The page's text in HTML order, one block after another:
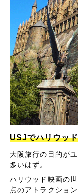
USJでハリウッ
大阪旅行の目的が
多いはず。
ハリウッド映画の
点のアトラクショ